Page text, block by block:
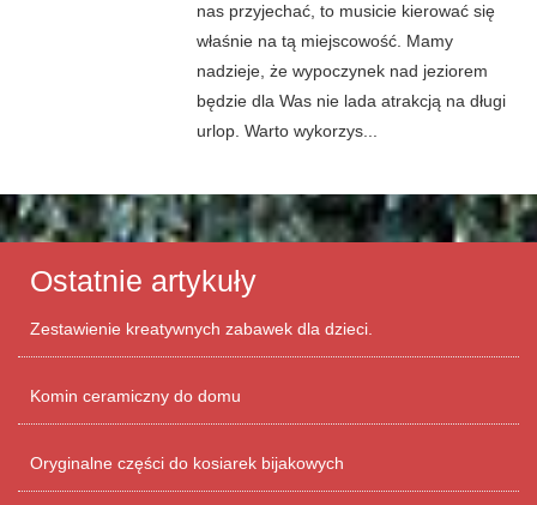
nas przyjechać, to musicie kierować się
właśnie na tą miejscowość. Mamy
nadzieje, że wypoczynek nad jeziorem
będzie dla Was nie lada atrakcją na długi
urlop. Warto wykorzys...
Ostatnie artykuły
Zestawienie kreatywnych zabawek dla dzieci.
Komin ceramiczny do domu
Oryginalne części do kosiarek bijakowych